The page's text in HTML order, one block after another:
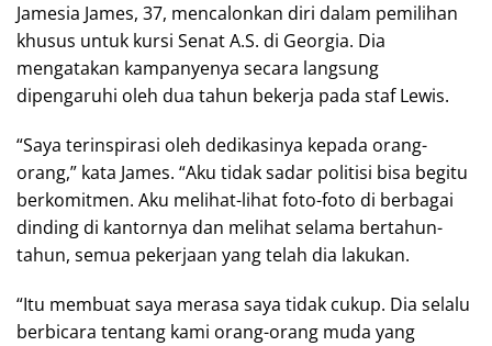
Jamesia James, 37, mencalonkan diri dalam pemilihan
khusus untuk kursi Senat A.S. di Georgia. Dia
mengatakan kampanyenya secara langsung
dipengaruhi oleh dua tahun bekerja pada staf Lewis.
“Saya terinspirasi oleh dedikasinya kepada orang-
orang,” kata James. “Aku tidak sadar politisi bisa begitu
berkomitmen. Aku melihat-lihat foto-foto di berbagai
dinding di kantornya dan melihat selama bertahun-
tahun, semua pekerjaan yang telah dia lakukan.
“Itu membuat saya merasa saya tidak cukup. Dia selalu
berbicara tentang kami orang-orang muda yang